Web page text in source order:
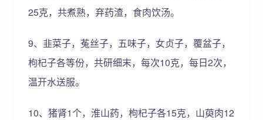
25克，共煮熟，弃药渣，食肉饮汤。
9、韭菜子，菟丝子，五味子，女贞子，覆盆子，
枸杞子各等份，共研细末，每次10克，每日2次，
温开水送服。
10、猪肾1个，淮山药，枸杞子各15克，山萸肉12